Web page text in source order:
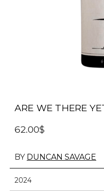
ARE WE THERE
62.00$
BY DUNCAN SAVAGE
2024